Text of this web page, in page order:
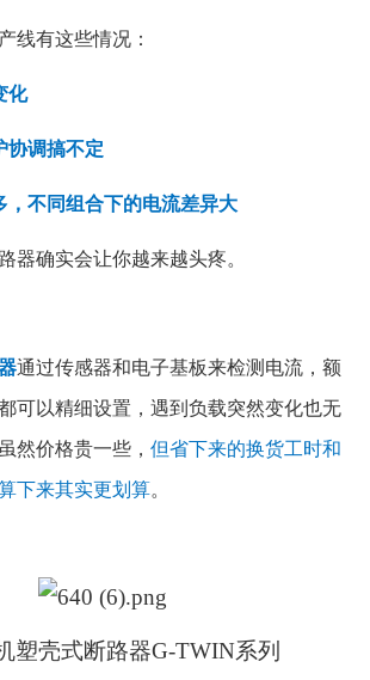
有这些情况：
化
调搞不定
不同组合下的电流差异大
确实会让你越来越头疼。
通过传感器和电子基板来检测电流，额
可以精细设置，遇到负载突然变化也无
然价格贵一些，但省下来的换货工时和
下来其实更划算。
塑壳式断路器G-TWIN系列